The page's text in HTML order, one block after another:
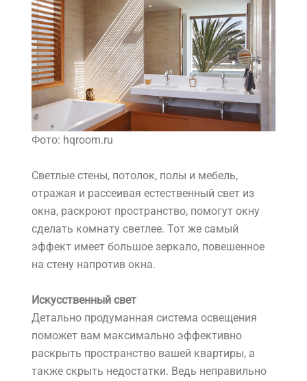
Фото: hqroom.ru
Светлые стены, потолок, полы и мебель,
отражая и рассеивая естественный свет из
окна, раскроют пространство, помогут окну
сделать комнату светлее. Тот же самый
эффект имеет большое зеркало, повешенное
на стену напротив окна.
Искусственный свет
Детально продуманная система освещения
поможет вам максимально эффективно
раскрыть пространство вашей квартиры, а
также скрыть недостатки. Ведь неправильно